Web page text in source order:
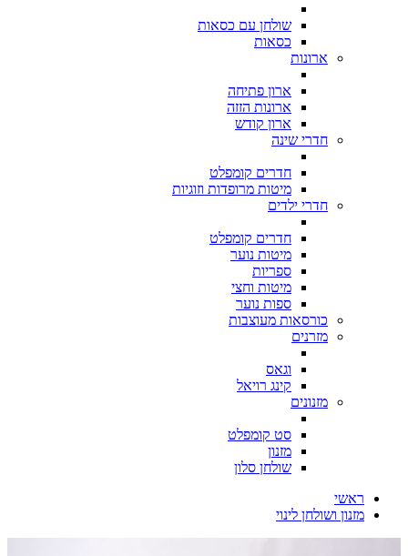
שולחן עם כסאות
כסאות
ארונות
ארון פתיחה
ארונות הזזה
ארון קודש
חדרי שינה
חדרים קומפלט
מיטות מרופדות וזוגיות
חדרי ילדים
חדרים קומפלט
מיטות נוער
ספריות
מיטות וחצי
ספות נוער
כורסאות מעוצבות
מזרנים
וגאס
קינג רויאל
מזנונים
סט קומפלט
מזנון
שולחן סלון
ראשי
מזנון ושולחן לינוי